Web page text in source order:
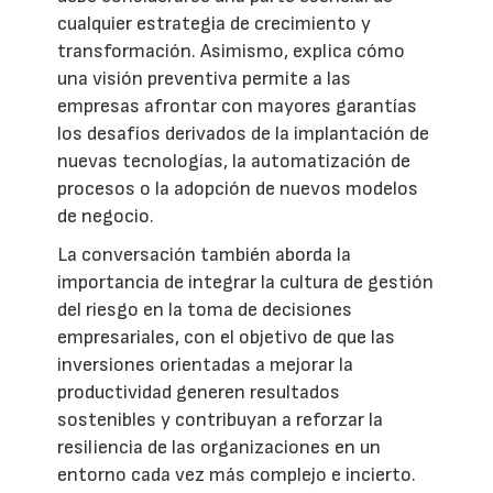
cualquier estrategia de crecimiento y
transformación. Asimismo, explica cómo
una visión preventiva permite a las
empresas afrontar con mayores garantías
los desafíos derivados de la implantación de
nuevas tecnologías, la automatización de
procesos o la adopción de nuevos modelos
de negocio.
La conversación también aborda la
importancia de integrar la cultura de gestión
del riesgo en la toma de decisiones
empresariales, con el objetivo de que las
inversiones orientadas a mejorar la
productividad generen resultados
sostenibles y contribuyan a reforzar la
resiliencia de las organizaciones en un
entorno cada vez más complejo e incierto.